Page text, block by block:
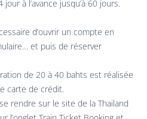
à l’avance jusqu’à 60 jours.
d’ouvrir un compte en
et puis de réserver
de 20 à 40 bahts est réalisée
carte de crédit.
rendre sur le site de la Thailand